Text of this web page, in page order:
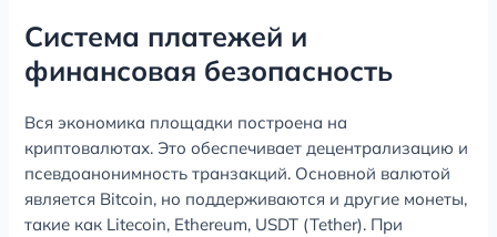
Система платежей и
финансовая безопасность
Вся экономика площадки построена на
криптовалютах. Это обеспечивает децентрализацию и
псевдоанонимность транзакций. Основной валютой
является Bitcoin, но поддерживаются и другие монеты,
такие как Litecoin, Ethereum, USDT (Tether). При